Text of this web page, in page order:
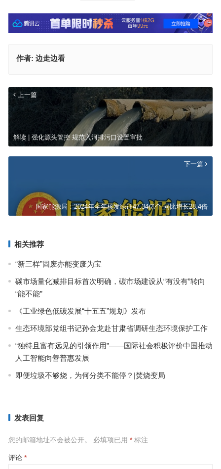
作者: 边走边看
上一篇
解读 | 强化源头管控 规范入河排污口设置审批
下一篇
国家能源局：2024年全年核发绿证47.34亿个 同比增长28.4倍
相关推荐
“新三样”固废亦能变废为宝
碳市场量化减排目标首次明确，碳市场建设从“有没有”转向
“能不能”
《工业绿色低碳发展“十五五”规划》发布
生态环境部党组书记孙金龙赴甘肃省调研生态环境保护工作
“独特且富有远见的引领作用”——国际社会积极评价中国推动
人工智能向善普惠发展
即便垃圾不够烧，为何分类不能停？|焚烧变局
发表回复
您的邮箱地址不会被公开。 必填项已用 *标注
评论 *